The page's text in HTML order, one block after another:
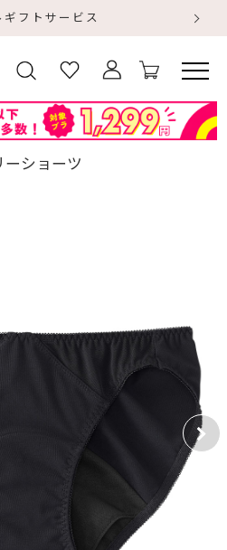
ギフトサービス
ショーツ